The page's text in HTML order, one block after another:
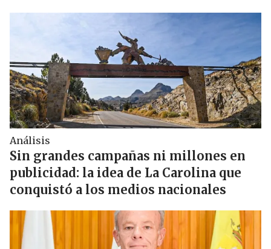
Análisis
Sin grandes campañas ni millones en
publicidad: la idea de La Carolina que
conquistó a los medios nacionales